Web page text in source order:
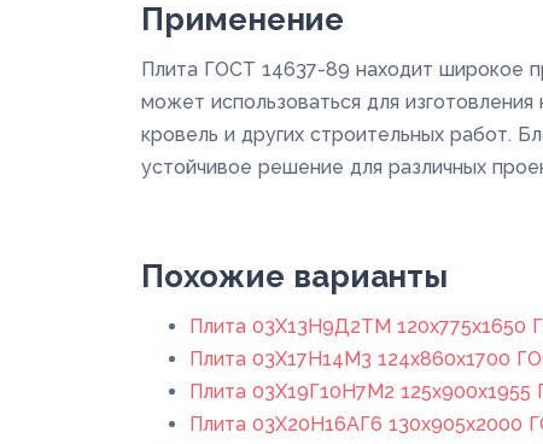
Применение
Плита ГОСТ 14637-89 находит широкое
может использоваться для
кровель и других строительных работ.
устойчивое решение для различных
Похожие варианты
Плита 03Х13Н9Д2ТМ 120x775x1650
Плита 03Х17Н14М3 124x860x1700
Плита 03Х19Г10Н7М2
Плита 03Х20Н16АГ6 130x905x2000